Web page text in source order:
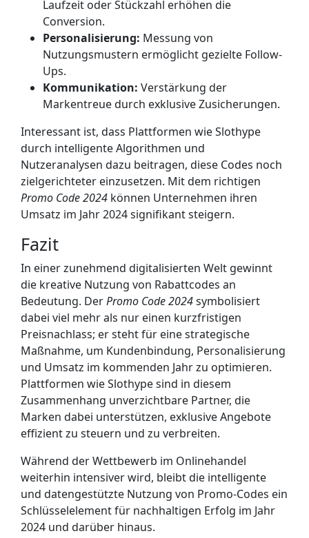
Laufzeit oder Stückzahl erhöhen die
Conversion.
Personalisierung: Messung von
Nutzungsmustern ermöglicht gezielte Follow-
Ups.
Kommunikation: Verstärkung der
Markentreue durch exklusive Zusicherungen.
Interessant ist, dass Plattformen wie Slothype
durch intelligente Algorithmen und
Nutzeranalysen dazu beitragen, diese Codes noch
zielgerichteter einzusetzen. Mit dem richtigen
Promo Code 2024 können Unternehmen ihren
Umsatz im Jahr 2024 signifikant steigern.
Fazit
In einer zunehmend digitalisierten Welt gewinnt
die kreative Nutzung von Rabattcodes an
Bedeutung. DerPromo Code 2024symbolisiert
dabei viel mehr als nur einen kurzfristigen
Preisnachlass; er steht für eine strategische
Maßnahme, um Kundenbindung, Personalisierung
und Umsatz im kommenden Jahr zu optimieren.
Plattformen wie Slothype sind in diesem
Zusammenhang unverzichtbare Partner, die
Marken dabei unterstützen, exklusive Angebote
effizient zu steuern und zu verbreiten.
Während der Wettbewerb im Onlinehandel
weiterhin intensiver wird, bleibt die intelligente
und datengestützte Nutzung von Promo-Codes ein
Schlüsselelement für nachhaltigen Erfolg im Jahr
2024 und darüber hinaus.